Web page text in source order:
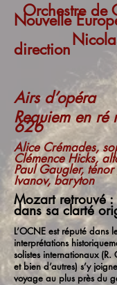
Orchestre de
Nouvelle
Nicolas
direction
Airs d’opéra
Requiem en ré
626
Alice Crémades,
Clémence Hicks,
Paul Gaugler,
Ivanov, baryton
Mozart retrouvé :
dans sa clarté
L’OCNE est réputé dans
interprétations
solistes internationaux
et bien d’autres) s’y
voyage au plus près du